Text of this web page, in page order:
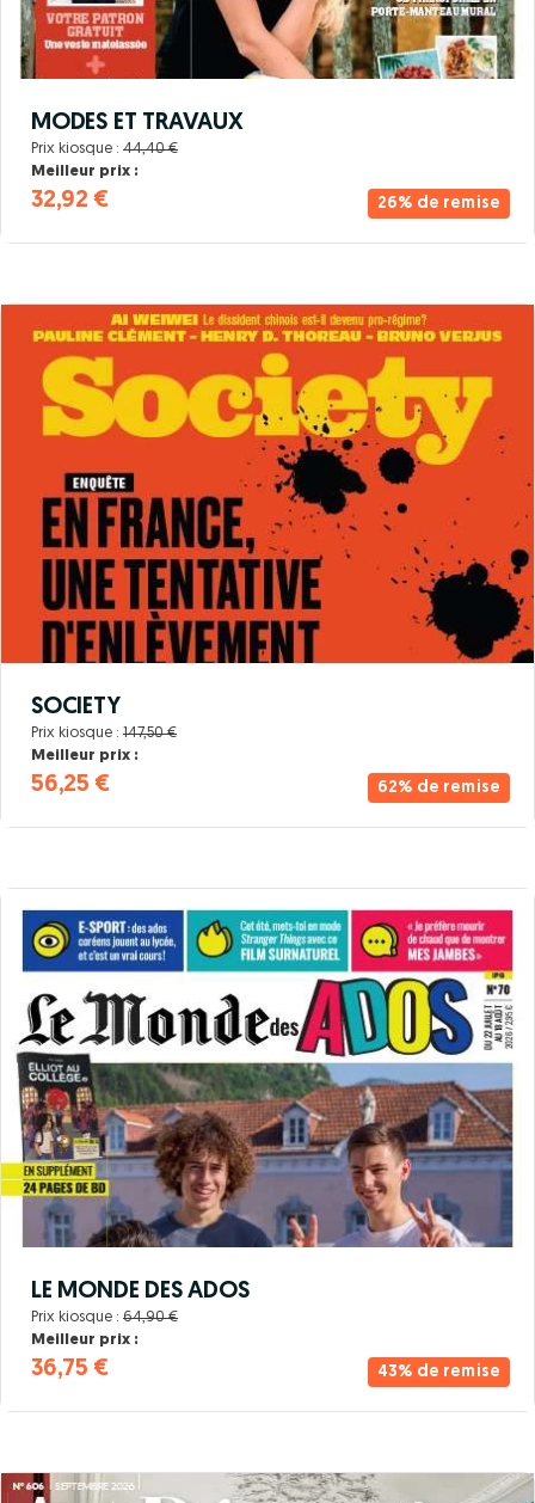
26% de remise
MODES ET TRAVAUX
Prix kiosque : 44,40 €
Meilleur prix :
32,92 €
62% de remise
SOCIETY
Prix kiosque : 147,50 €
Meilleur prix :
56,25 €
43% de remise
LE MONDE DES ADOS
Prix kiosque : 64,90 €
Meilleur prix :
36,75 €